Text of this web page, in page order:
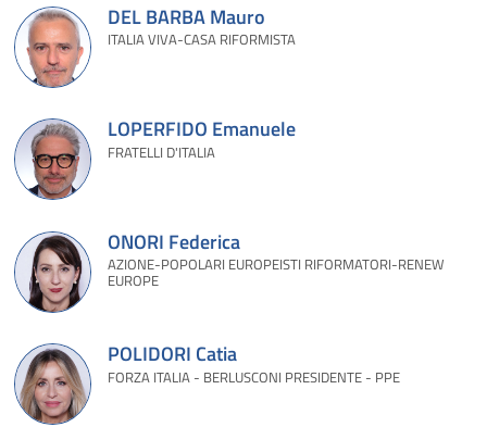
DEL BARBA Mauro
ITALIA VIVA-CASA RIFORMISTA
LOPERFIDO Emanuele
FRATELLI D'ITALIA
ONORI Federica
AZIONE-POPOLARI EUROPEISTI RIFORMATORI-RENEW
EUROPE
POLIDORI Catia
FORZA ITALIA - BERLUSCONI PRESIDENTE - PPE